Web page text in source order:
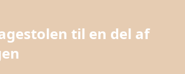
til en del af